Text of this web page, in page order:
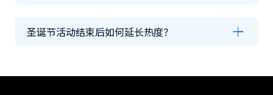
圣诞节活动结束后如何延长热度？